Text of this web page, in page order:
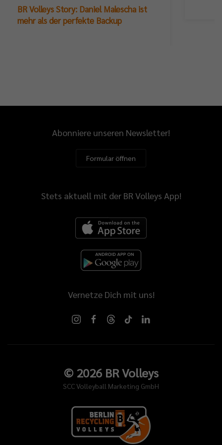
BR Volleys Story: Daniel Malescha ist
mehr als der perfekte Backup
Abonniere unseren Newsletter!
Formular öffnen
Stets aktuell mit der BR Volleys App!
Vernetze Dich mit uns!
© 2026BR Volleys
SCC Volleyball Marketing GmbH